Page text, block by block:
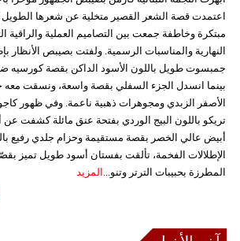
اعتمدت قصة الشعر القصير متخلية عن شعرها الطويل
مبتكرة وخاطفة جمعت بين التصاميم العملية والراقية
النهارية والمناسبات الرسمية. ولفتت بصيبص الأنظار
جمبسوت طويل باللون الأسود الداكن بقصة كورسيه
بينما انسدل الجزء السفلي بقصة واسعة، ونسقت معه
الأصفر الزبدي ومجوهرات ذهبية ناعمة. وفي ظهور
تريكو باللون البيج الوردي بفتحة عنق مائلة كشفت عن
أبيض عالي الخصر بقصة مستقيمة وحزام جلدي رفيع
الإطلالات الفخمة، تألقت بفستان أسود طويل تميز
المطرزة بحبيبات الترتر وتنو... المزيد